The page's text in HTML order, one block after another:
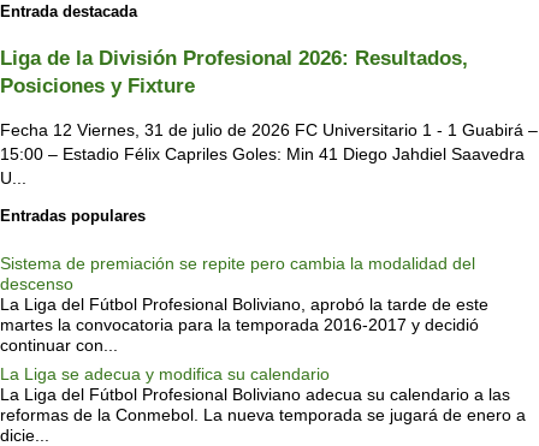
Entrada destacada
Liga de la División Profesional 2026: Resultados,
Posiciones y Fixture
Fecha 12 Viernes, 31 de julio de 2026 FC Universitario 1 - 1 Guabirá –
15:00 – Estadio Félix Capriles Goles: Min 41 Diego Jahdiel Saavedra
U...
Entradas populares
Sistema de premiación se repite pero cambia la modalidad del
descenso
La Liga del Fútbol Profesional Boliviano, aprobó la tarde de este
martes la convocatoria para la temporada 2016-2017 y decidió
continuar con...
La Liga se adecua y modifica su calendario
La Liga del Fútbol Profesional Boliviano adecua su calendario a las
reformas de la Conmebol. La nueva temporada se jugará de enero a
dicie...